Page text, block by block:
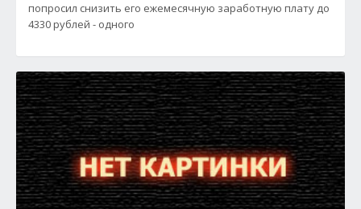
попросил снизить его ежемесячную заработную плату до
4330 рублей - одного